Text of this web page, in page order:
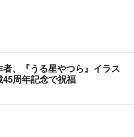
者、『うる星やつら』イラス
周年記念で祝福